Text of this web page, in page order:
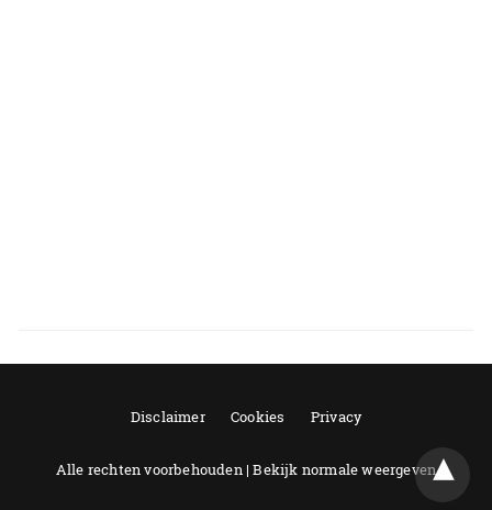
Disclaimer Cookies Privacy
Alle rechten voorbehouden |Bekijk normale weergeven